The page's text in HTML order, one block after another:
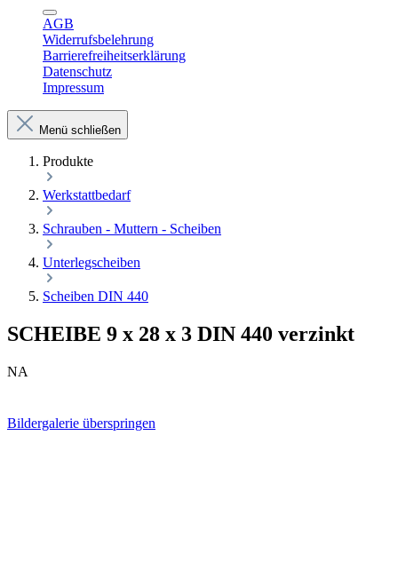
AGB
Widerrufsbelehrung
Barrierefreiheitserklärung
Datenschutz
Impressum
Menü schließen
Produkte
Werkstattbedarf
Schrauben - Muttern - Scheiben
Unterlegscheiben
Scheiben DIN 440
SCHEIBE 9 x 28 x 3 DIN 440 verzinkt
NA
Bildergalerie überspringen